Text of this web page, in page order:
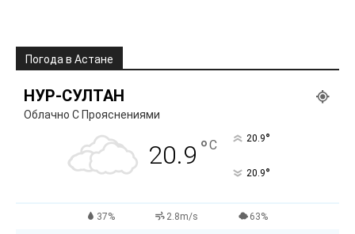
Погода в Астане
НУР-СУЛТАН
Облачно С Прояснениями
20.9 °C 20.9°
20.9°
37% 2.8m/s 63%